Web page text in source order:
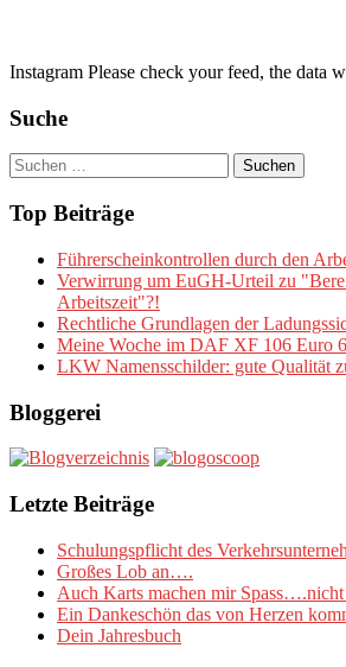
Instagram Please check your feed, the data
Suche
Suchen
nach:
Top Beiträge
Führerscheinkontrollen durch den
Verwirrung um EuGH-Urteil zu
Arbeitszeit"?!
Rechtliche Grundlagen der
Meine Woche im DAF XF 106 Euro 6
LKW Namensschilder: gute Qualität
Bloggerei
Letzte Beiträge
Schulungspflicht des
Großes Lob an….
Auch Karts machen mir
Ein Dankeschön das von Herzen
Dein Jahresbuch